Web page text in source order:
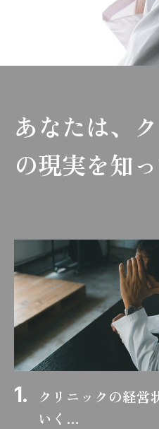
あなたは、
の現実を知
クリニックの経営
いく…